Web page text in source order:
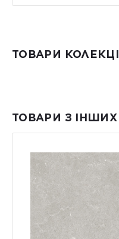
ТОВАРИ
ТОВАРИ З ІНШИХ